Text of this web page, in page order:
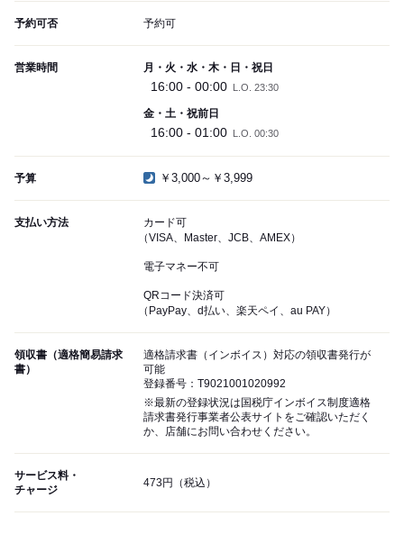
予約可否 予約可
営業時間 月・火・水・木・日・祝日
16:00 - 00:00 L.O. 23:30
金・土・祝前日
16:00 - 01:00 L.O. 00:30
予算 ￥3,000～￥3,999
支払い方法
カード可
（VISA、Master、JCB、AMEX）
電子マネー不可
QRコード決済可
（PayPay、d払い、楽天ペイ、au PAY）
領収書（適格簡易請求
書）
適格請求書（インボイス）対応の領収書発行が
可能
登録番号：T9021001020992
※最新の登録状況は国税庁インボイス制度適格
請求書発行事業者公表サイトをご確認いただく
か、店舗にお問い合わせください。
サービス料・
チャージ
473円（税込）